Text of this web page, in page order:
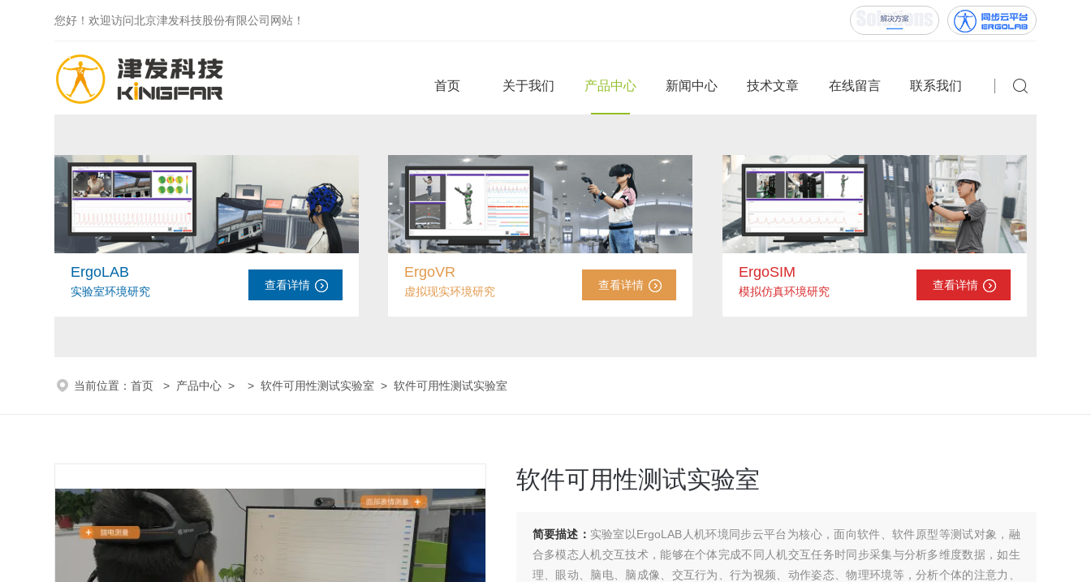
您好！欢迎访问北京津发科技股份有限公司网站！
首页 关于我们 产品中心 新闻中心 技术文章 在线留言 联系我们
ErgoLAB
实验室环境研究 查看详情
ErgoVR
虚拟现实环境研究 查看详情
ErgoSIM
模拟仿真环境研究 查看详情
当前位置：首页 > 产品中心 > >软件可用性测试实验室 > 软件可用性测试实验室
软件可用性测试实验室
简要描述： 实验室以ErgoLAB人机环境同步云平台为核心，面向软件、软件原型等测试对象，融
合多模态人机交互技术，能够在个体完成不同人机交互任务时同步采集与分析多维度数据，如生
理、眼动、脑电、脑成像、交互行为、行为视频、动作姿态、物理环境等，分析个体的注意力、